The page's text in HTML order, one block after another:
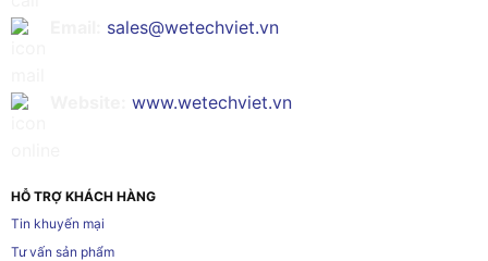
sales@wetechviet.vn
www.wetechviet.vn
HỖ TRỢ KHÁCH HÀNG
Tin khuyến mại
Tư vấn sản phẩm